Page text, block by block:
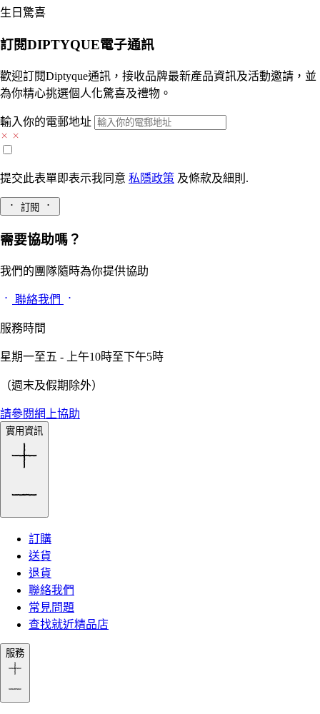
生日驚喜
訂閱DIPTYQUE電子通訊
歡迎訂閱Diptyque通訊，接收品牌最新產品資訊及活動邀請，並
為你精心挑選個人化驚喜及禮物。
輸入你的電郵地址
提交此表單即表示我同意 私隱政策 及條款及細則.
訂閱
需要協助嗎？
我們的團隊隨時為你提供協助
聯絡我們
服務時間
星期一至五 - 上午10時至下午5時
（週末及假期除外）
請參閱網上協助
實用資訊
訂購
送貨
退貨
聯絡我們
常見問題
查找就近精品店
服務